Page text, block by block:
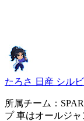
たろさ 日産 シル
所属チーム：
プ 車はオールジ